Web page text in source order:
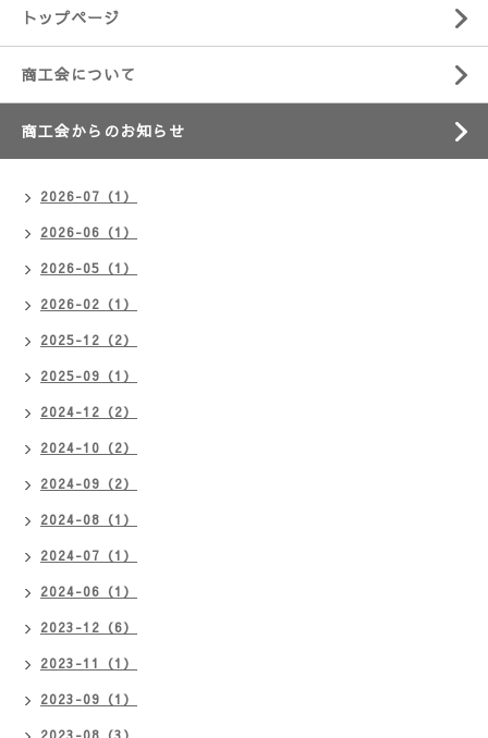
トップページ
商工会について
商工会からのお知らせ
2026-07（1）
2026-06（1）
2026-05（1）
2026-02（1）
2025-12（2）
2025-09（1）
2024-12（2）
2024-10（2）
2024-09（2）
2024-08（1）
2024-07（1）
2024-06（1）
2023-12（6）
2023-11（1）
2023-09（1）
2023-08（3）